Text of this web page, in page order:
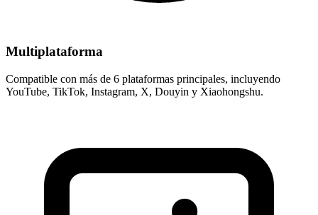
Multiplataforma
Compatible con más de 6 plataformas principales, incluyendo
YouTube, TikTok, Instagram, X, Douyin y Xiaohongshu.